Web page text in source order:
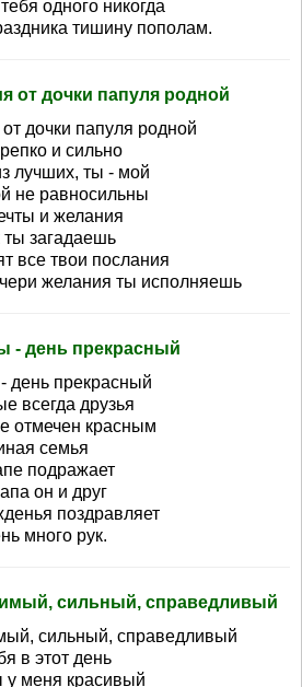
одного никогда
тишину пополам.
от дочки папуля родной
дочки папуля родной
и сильно
лучших, ты - мой
не равносильны
и желания
ты загадаешь
все твои послания
желания ты исполняешь
- день прекрасный
день прекрасный
всегда друзья
отмечен красным
семья
подражает
он и друг
поздравляет
много рук.
сильный, справедливый
сильный, справедливый
в этот день
у меня красивый